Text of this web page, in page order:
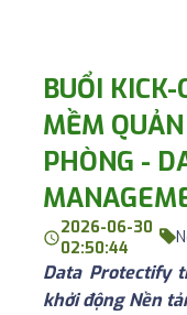
BUỔI
MỀM
PHÒNG -
2026-06-30
02:50:44
Data Protectify
khởi động Nền